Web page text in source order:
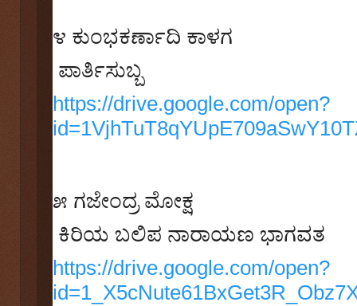
೪ ಕುಂಭಕರ್ಣಾದಿ ಕಾಳಗ
ಪಾರ್ತಿಸುಬ್ಬ
https://drive.google.com/open?
೫ ಗಜೇಂದ್ರ ಮೋಕ್ಷ
ಕಿರಿಯ ಬಲಿಪ ನಾರಾಯಣ ಭಾಗವತ
https://drive.google.com/open?